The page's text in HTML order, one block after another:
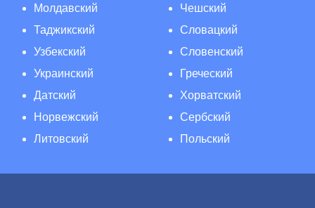
Молдавский
Таджикский
Узбекский
Украинский
Датский
Норвежский
Литовский
Чешский
Словацкий
Словенский
Греческий
Хорватский
Сербский
Польский